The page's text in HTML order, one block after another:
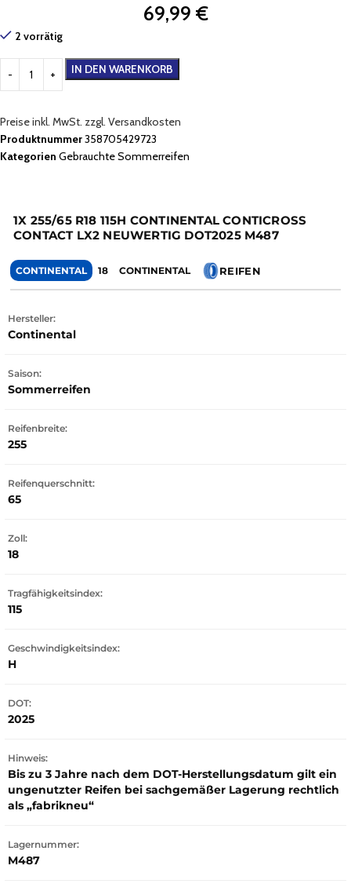
69,99 €
2 vorrätig
IN DEN WARENKORB
Preise inkl. MwSt. zzgl. Versandkosten
Produktnummer358705429723
Kategorien Gebrauchte Sommerreifen
1X 255/65 R18 115H CONTINENTAL CONTICROSS
CONTACT LX2 NEUWERTIG DOT2025 M487
CONTINENTAL 18 CONTINENTAL REIFEN
Hersteller:
Continental
Saison:
Sommerreifen
Reifenbreite:
255
Reifenquerschnitt:
65
Zoll:
18
Tragfähigkeitsindex:
115
Geschwindigkeitsindex:
H
DOT:
2025
Hinweis:
Bis zu 3 Jahre nach dem DOT-Herstellungsdatum gilt ein
ungenutzter Reifen bei sachgemäßer Lagerung rechtlich
als „fabrikneu“
Lagernummer:
M487